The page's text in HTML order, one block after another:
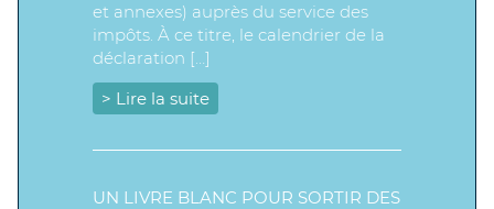
et annexes) auprès du service des
impôts. À ce titre, le calendrier de la
déclaration […]
> Lire la suite
UN LIVRE BLANC POUR SORTIR DES